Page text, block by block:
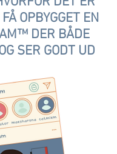
OPBYGGET EN
DER BÅDE
SER GODT UD